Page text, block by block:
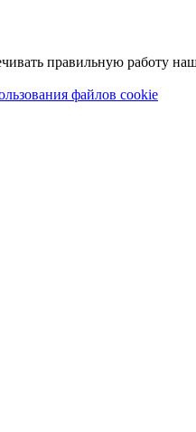
правильную работу
файлов cookie